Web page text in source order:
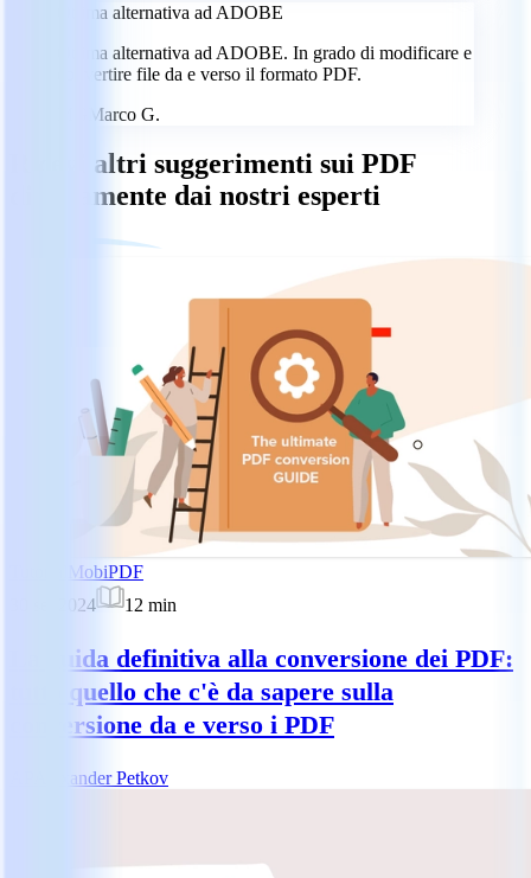
Ottima alternativa ad ADOBE
Ottima alternativa ad ADOBE. In grado di modificare e
convertire file da e verso il formato PDF.
Marco G.
Ricevi altri suggerimenti sui PDF
direttamente dai nostri esperti
MobiPDF
30 set 2024
12 min
La guida definitiva alla conversione dei PDF:
tutto quello che c'è da sapere sulla
conversione da e verso i PDF
Alexander Petkov